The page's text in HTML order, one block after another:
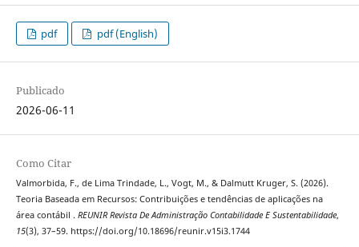
pdf pdf (English)
Publicado
2026-06-11
Como Citar
Valmorbida, F., de Lima Trindade, L., Vogt, M., & Dalmutt Kruger, S. (2026).
Teoria Baseada em Recursos: Contribuições e tendências de aplicações na
área contábil . REUNIR Revista De Administração Contabilidade E Sustentabilidade,
15(3), 37–59. https://doi.org/10.18696/reunir.v15i3.1744